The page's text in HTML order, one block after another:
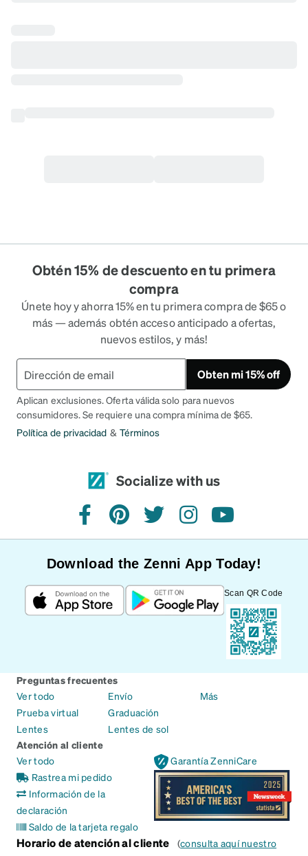
Obtén 15% de descuento en tu primera
compra
Únete hoy y ahorra 15% en tu primera compra de $65 o
más — además obtén acceso anticipado a ofertas,
nuevos estilos, y más!
Obten mi 15% off
Aplican exclusiones. Oferta válida solo para nuevos
consumidores. Se requiere una compra mínima de $65.
Política de privacidad & Términos
Socialize with us
facebookpinteresttwitterinstagramyoutube
Download the Zenni App Today!
Scan QR Code
Preguntas frecuentes
Ver todo
Prueba virtual
Lentes
Envío
Graduación
Lentes de sol
Más
Atención al cliente
Ver todo
Rastrea mi pedido
Información de la
declaración
Saldo de la tarjeta regalo
Garantía ZenniCare
Horario de atención al cliente (consulta aquí nuestro